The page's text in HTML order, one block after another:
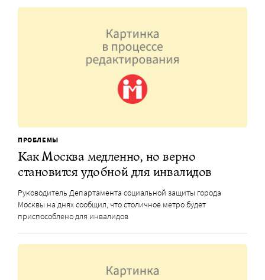
ПРОБЛЕМЫ
Как Москва медленно, но верно
становится удобной для инвалидов
Руководитель Департамента социальной защиты города
Москвы на днях сообщил, что столичное метро будет
приспособлено для инвалидов